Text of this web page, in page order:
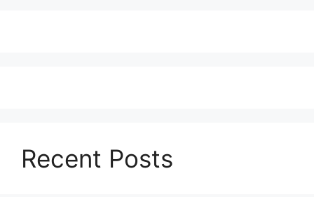
Recent Posts